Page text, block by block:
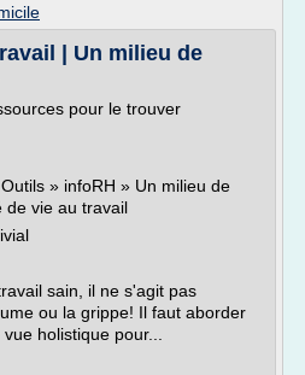
| Un milieu de
pour le trouver
» infoRH » Un milieu de
de vie au travail
sain, il ne s'agit pas
ou la grippe! Il faut aborder
holistique pour...